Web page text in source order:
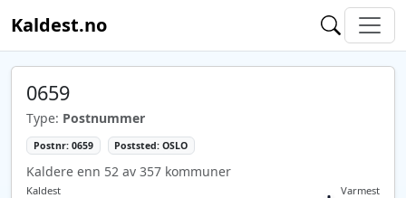
Kaldest.no
0659
Type: Postnummer
Postnr: 0659 Poststed: OSLO
Kaldere enn 52 av 357 kommuner
Kaldest Varmest